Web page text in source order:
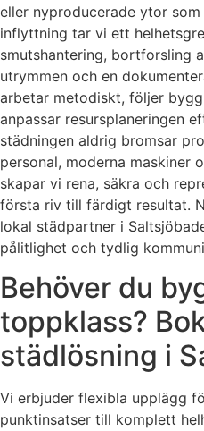
eller nyproducerade ytor
inflyttning tar vi ett
smutshantering, bortforsling
utrymmen och en
arbetar metodiskt, följer
anpassar resursplaneringen
städningen aldrig bromsar
personal, moderna maskiner
skapar vi rena, säkra och
första riv till färdigt resultat.
lokal städpartner i
pålitlighet och tydlig
Behöver du
toppklass?
städlösning i
Vi erbjuder flexibla upplägg
punktinsatser till komplett